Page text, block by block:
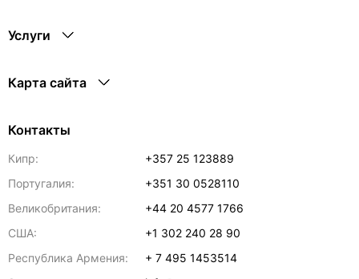
Услуги
Карта сайта
Контакты
Кипр:
+357 25 123889
Португалия:
+351 30 0528110
Великобритания:
+44 20 4577 1766
США:
+1 302 240 28 90
Республика Армения:
+ 7 495 1453514